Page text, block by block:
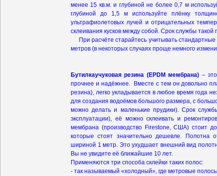
менее 15 кв.м. и глубиной не более 0,7 м
глубиной до 1,5 м используйте плёнку
ультрафиолетовых лучей и отрицательных
склеивания кусков между собой. Срок службы такой
При расчёте старайтесь учитывать
метров (в некоторых случаях проще немного
Бутилкаучуковая резина (EPDM мембрана) –
прочнее и надёжнее. Вместе с тем он довольно
резина), легко укладывается в любое время года
для создания водоёмов большого размера, с
можно делать и маленькие прудики). Срок
эксплуатации), её можно склеивать и
мембрана (производство Firestone, США) стоит
которые стоят значительно дешевле. Полотна
шириной 1 метр. Это ухудшает внешний вид
Вы не увидите её ближайшие 10 лет.
Применяются три способа склейки таких полос:
- так называемый «холодный», где метровые